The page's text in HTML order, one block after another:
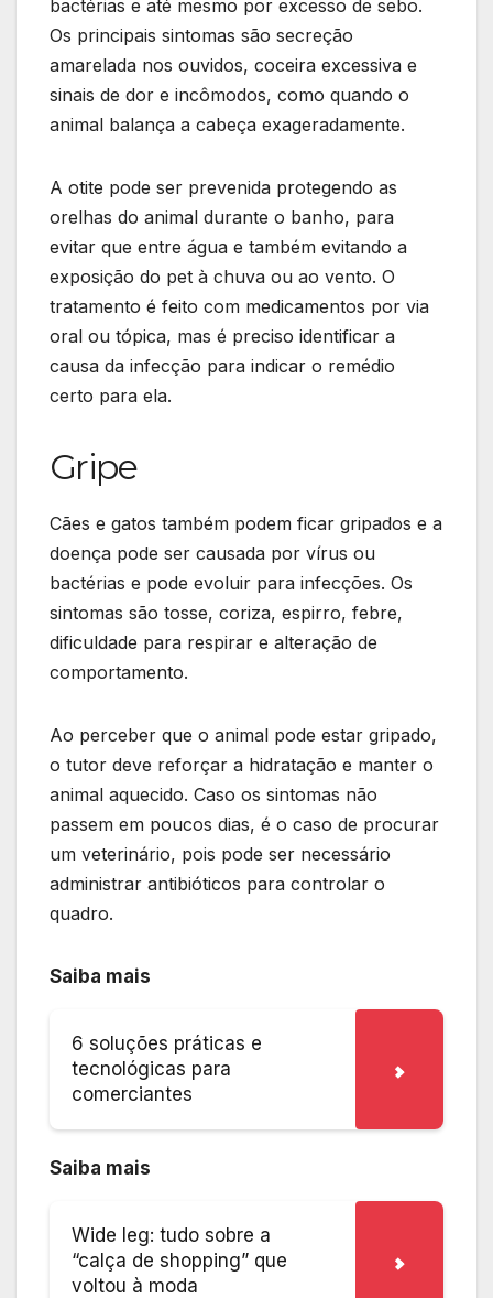
bactérias e até mesmo por excesso de sebo.
Os principais sintomas são secreção
amarelada nos ouvidos, coceira excessiva e
sinais de dor e incômodos, como quando o
animal balança a cabeça exageradamente.
A otite pode ser prevenida protegendo as
orelhas do animal durante o banho, para
evitar que entre água e também evitando a
exposição do pet à chuva ou ao vento. O
tratamento é feito com medicamentos por via
oral ou tópica, mas é preciso identificar a
causa da infecção para indicar o remédio
certo para ela.
Gripe
Cães e gatos também podem ficar gripados e a
doença pode ser causada por vírus ou
bactérias e pode evoluir para infecções. Os
sintomas são tosse, coriza, espirro, febre,
dificuldade para respirar e alteração de
comportamento.
Ao perceber que o animal pode estar gripado,
o tutor deve reforçar a hidratação e manter o
animal aquecido. Caso os sintomas não
passem em poucos dias, é o caso de procurar
um veterinário, pois pode ser necessário
administrar antibióticos para controlar o
quadro.
Saiba mais
6 soluções práticas e
tecnológicas para
comerciantes
Saiba mais
Wide leg: tudo sobre a
“calça de shopping” que
voltou à moda